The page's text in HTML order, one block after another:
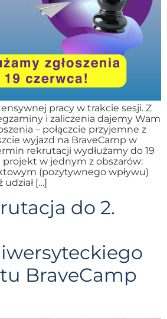
pracy w trakcie sesji. Z
i zaliczenia dajemy Wam
– połączcie przyjemne z
wyjazd na BraveCamp w
rekrutacji wydłużamy do 19
projekt w jednym z obszarów:
(pozytywnego wpływu)
[…]
do 2.
BraveCamp